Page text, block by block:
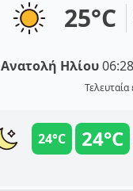
25°C
Ανατολή Ηλίου06:28
24°C
24°C